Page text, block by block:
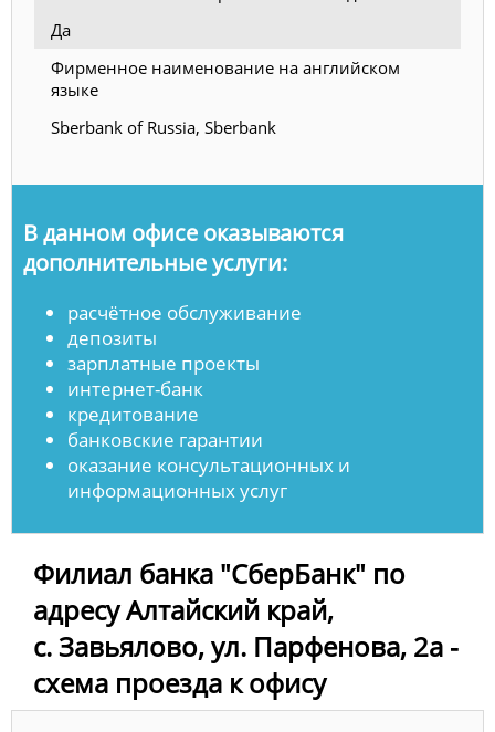
Да
Фирменное наименование на английском
языке
Sberbank of Russia, Sberbank
В данном офисе оказываются
дополнительные услуги:
расчётное обслуживание
депозиты
зарплатные проекты
интернет-банк
кредитование
банковские гарантии
оказание консультационных и
информационных услуг
Филиал банка "СберБанк" по
адресу Алтайский край,
с. Завьялово, ул. Парфенова, 2а -
схема проезда к офису